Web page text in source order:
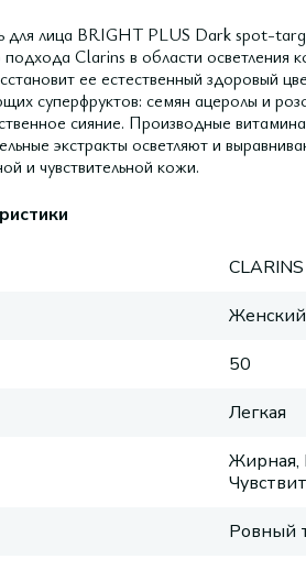
для лица BRIGHT PLUS Dark spot-
Clarins в области осветления
ее естественный здоровый
суперфруктов: семян ацеролы и
сияние. Производные
экстракты осветляют и
и чувствительной кожи.
CLARINS
Женский
50
Легкая
Жирная,
Ровный